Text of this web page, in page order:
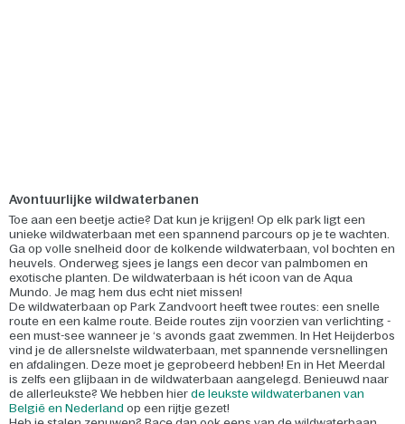
Avontuurlijke wildwaterbanen
Toe aan een beetje actie? Dat kun je krijgen! Op elk park ligt een
unieke wildwaterbaan met een spannend parcours op je te wachten.
Ga op volle snelheid door de kolkende wildwaterbaan, vol bochten en
heuvels. Onderweg sjees je langs een decor van palmbomen en
exotische planten. De wildwaterbaan is hét icoon van de Aqua
Mundo. Je mag hem dus echt niet missen!
De wildwaterbaan op Park Zandvoort heeft twee routes: een snelle
route en een kalme route. Beide routes zijn voorzien van verlichting -
een must-see wanneer je ‘s avonds gaat zwemmen. In Het Heijderbos
vind je de allersnelste wildwaterbaan, met spannende versnellingen
en afdalingen. Deze moet je geprobeerd hebben! En in Het Meerdal
is zelfs een glijbaan in de wildwaterbaan aangelegd. Benieuwd naar
de allerleukste? We hebben hier de leukste wildwaterbanen van
België en Nederland op een rijtje gezet!